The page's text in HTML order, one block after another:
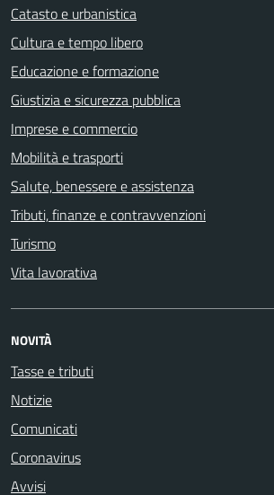
Catasto e urbanistica
Cultura e tempo libero
Educazione e formazione
Giustizia e sicurezza pubblica
Imprese e commercio
Mobilità e trasporti
Salute, benessere e assistenza
Tributi, finanze e contravvenzioni
Turismo
Vita lavorativa
NOVITÀ
Tasse e tributi
Notizie
Comunicati
Coronavirus
Avvisi